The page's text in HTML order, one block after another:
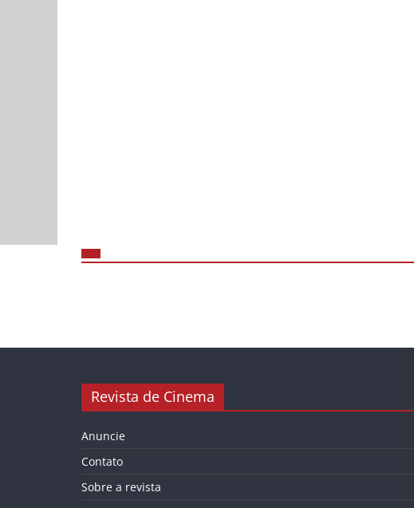
Revista de Cinema
Anuncie
Contato
Sobre a revista